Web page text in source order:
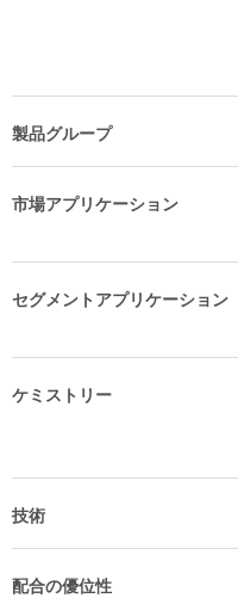
製品グループ
市場アプリケーション
セグメントアプリケーション
ケミストリー
技術
配合の優位性